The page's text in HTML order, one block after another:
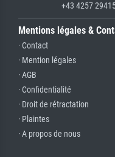
+43 4257
Mentions légales &
· Contact
· Mention légales
· AGB
· Confidentialité
· Droit de rétractation
· Plaintes
· A propos de nous